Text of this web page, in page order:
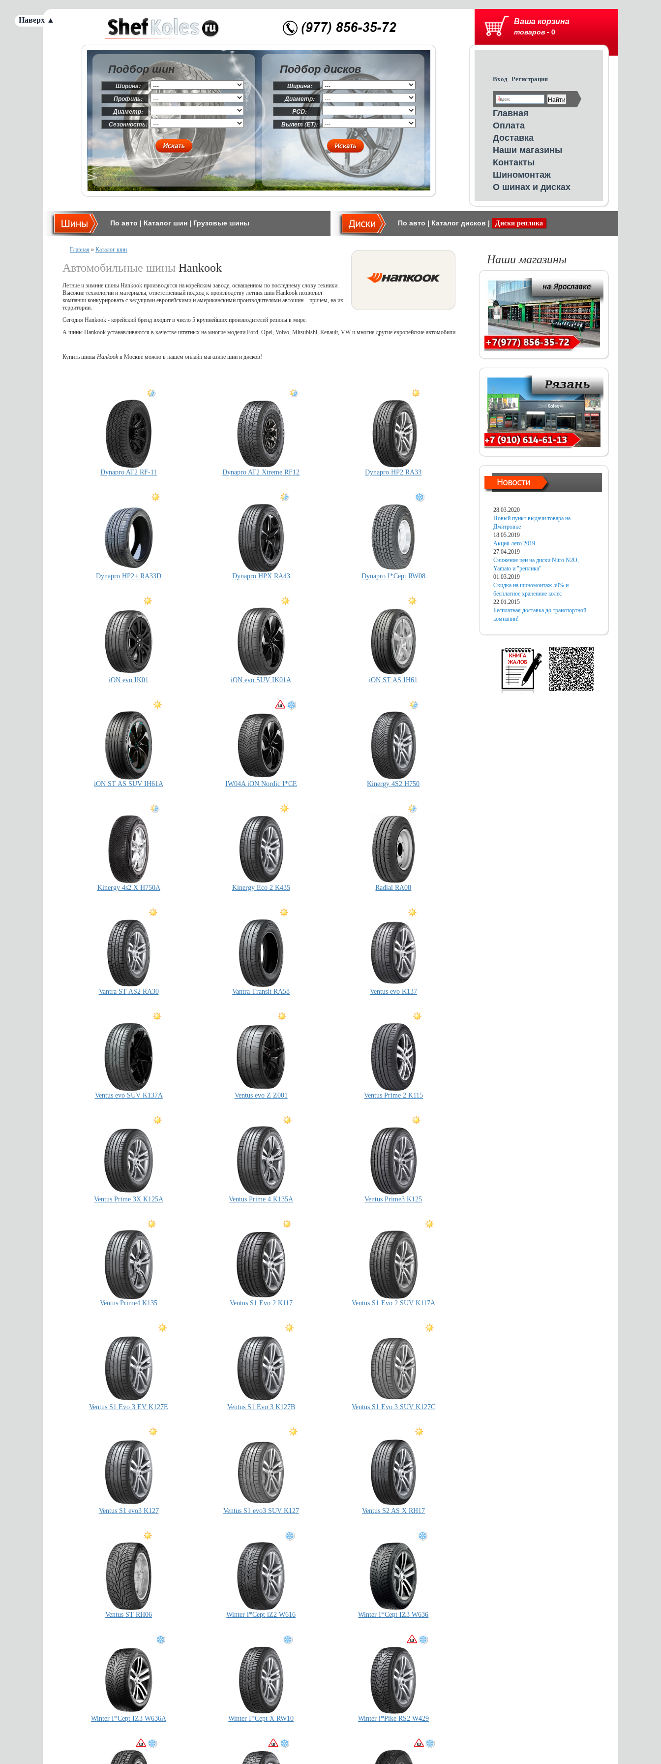
Ваша корзина
товаров - 0
Вход Регистрация
Главная
Оплата
Доставка
Наши магазины
Контакты
Шиномонтаж
О шинах и дисках
Подбор шин
Ширина:
Профиль:
Диаметр:
Сезонность:
Подбор дисков
Ширина:
Диаметр:
PCD:
Вылет (ET):
По авто | Каталог шин | Грузовые шины По авто | Каталог дисков | Диски реплика
Главная » Каталог шин
Автомобильные шины Hankook
Летние и зимние шины Hankook производятся на корейском заводе, оснащенном по последнему слову техники.
Высокие технологии и материалы, ответственный подход к производству летних шин Hankook позволил
компании конкурировать с ведущими европейскими и американскими производителями автошин – причем, на их
территории.
Сегодня Hankook - корейский бренд входит в число 5 крупнейших производителей резины в мире.
А шины Hankook устанавливаются в качестве штатных на многие модели Ford, Opel, Volvo, Mitsubishi, Renault, VW и многие другие европейские автомобили.
Купить шины Hankookв Москве можно в нашем онлайн магазине шин и дисков!
Dynapro AT2 RF-11 Dynapro AT2 Xtreme RF12 Dynapro HP2 RA33
Dynapro HP2+ RA33D Dynapro HPX RA43 Dynapro I*Cept RW08
iON evo IK01 iON evo SUV IK01A iON ST AS IH61
iON ST AS SUV IH61A IW04A iON Nordic I*CE Kinergy 4S2 H750
Kinergy 4s2 X H750A Kinergy Eco 2 K435 Radial RA08
Vantra ST AS2 RA30 Vantra Transit RA58 Ventus evo K137
Ventus evo SUV K137A Ventus evo Z Z001 Ventus Prime 2 K115
Ventus Prime 3X K125A Ventus Prime 4 K135A Ventus Prime3 K125
Ventus Prime4 K135 Ventus S1 Evo 2 K117 Ventus S1 Evo 2 SUV K117A
Ventus S1 Evo 3 EV K127E Ventus S1 Evo 3 K127B Ventus S1 Evo 3 SUV K127C
Ventus S1 evo3 K127 Ventus S1 evo3 SUV K127 Ventus S2 AS X RH17
Ventus ST RH06 Winter i*Cept iZ2 W616 Winter I*Cept IZ3 W636
Winter I*Cept IZ3 W636A Winter I*Cept X RW10 Winter i*Pike RS2 W429
Наши магазины
28.03.2020
Новый пункт выдачи товара на
Дмитровке
18.05.2019
Акция лето 2019
27.04.2019
Снижение цен на диски Nitro N2O,
Yamato и "реплика"
01.03.2019
Скидка на шиномонтаж 50% и
бесплатное хранениие колес
22.01.2015
Бесплатная доставка до транспортной
компании!
Наверх ▲